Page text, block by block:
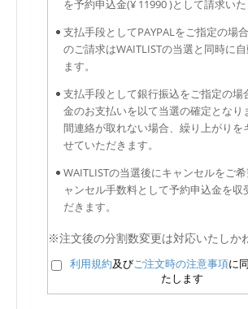
を予約申込金(¥ 11990 )として請求いた
支払手段としてPAYPALをご指定の場
のご請求はWAITLISTの当選と同時に
ます。
支払手段として銀行振込をご指定の場
金のお支払いを以て当選の確定となり
間連絡が取れない場合、繰り上がりを
せていただきます。
WAITLISTの当選後にキャンセルをご
ャンセル手数料として予約申込金を収
だきます。
※注文後の分割数変更は対応いたしか
利用規約及びご注文時の注意事項に
たします